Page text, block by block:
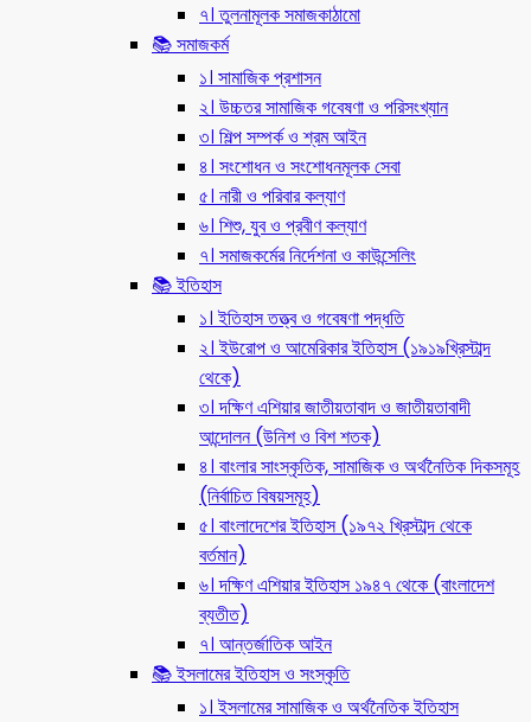
৭। তুলনামূলক সমাজকাঠামো
📚 সমাজকর্ম
১। সামাজিক প্রশাসন
২। উচ্চতর সামাজিক গবেষণা ও পরিসংখ্যান
৩। শিল্প সম্পর্ক ও শ্রম আইন
৪। সংশোধন ও সংশোধনমূলক সেবা
৫। নারী ও পরিবার কল্যাণ
৬। শিশু, যুব ও প্রবীণ কল্যাণ
৭। সমাজকর্মের নির্দেশনা ও কাউন্সেলিং
📚 ইতিহাস
১। ইতিহাস তত্ত্ব ও গবেষণা পদ্ধতি
২। ইউরোপ ও আমেরিকার ইতিহাস (১৯১৯খ্রিস্টাব্দ
থেকে)
৩। দক্ষিণ এশিয়ার জাতীয়তাবাদ ও জাতীয়তাবাদী
আন্দোলন (উনিশ ও বিশ শতক)
৪। বাংলার সাংস্কৃতিক, সামাজিক ও অর্থনৈতিক দিকসমূহ
(নির্বাচিত বিষয়সমূহ)
৫। বাংলাদেশের ইতিহাস (১৯৭২ খ্রিস্টাব্দ থেকে
বর্তমান)
৬। দক্ষিণ এশিয়ার ইতিহাস ১৯৪৭ থেকে (বাংলাদেশ
ব্যতীত)
৭। আন্তর্জাতিক আইন
📚 ইসলামের ইতিহাস ও সংস্কৃতি
১। ইসলামের সামাজিক ও অর্থনৈতিক ইতিহাস